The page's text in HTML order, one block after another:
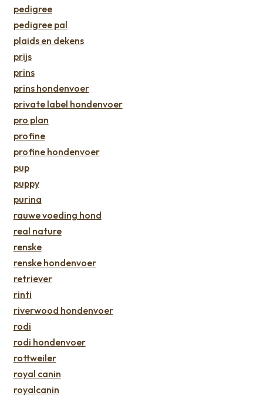
pedigree
pedigree pal
plaids en dekens
prijs
prins
prins hondenvoer
private label hondenvoer
pro plan
profine
profine hondenvoer
pup
puppy
purina
rauwe voeding hond
real nature
renske
renske hondenvoer
retriever
rinti
riverwood hondenvoer
rodi
rodi hondenvoer
rottweiler
royal canin
royalcanin